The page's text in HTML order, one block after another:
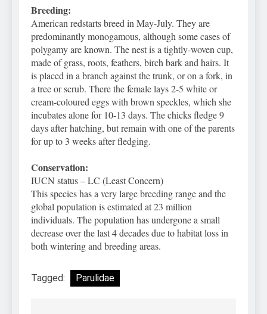
Breeding:
American redstarts breed in May-July. They are
predominantly monogamous, although some cases of
polygamy are known. The nest is a tightly-woven cup,
made of grass, roots, feathers, birch bark and hairs. It
is placed in a branch against the trunk, or on a fork, in
a tree or scrub. There the female lays 2-5 white or
cream-coloured eggs with brown speckles, which she
incubates alone for 10-13 days. The chicks fledge 9
days after hatching, but remain with one of the parents
for up to 3 weeks after fledging.
Conservation:
IUCN status – LC (Least Concern)
This species has a very large breeding range and the
global population is estimated at 23 million
individuals. The population has undergone a small
decrease over the last 4 decades due to habitat loss in
both wintering and breeding areas.
Tagged: Parulidae